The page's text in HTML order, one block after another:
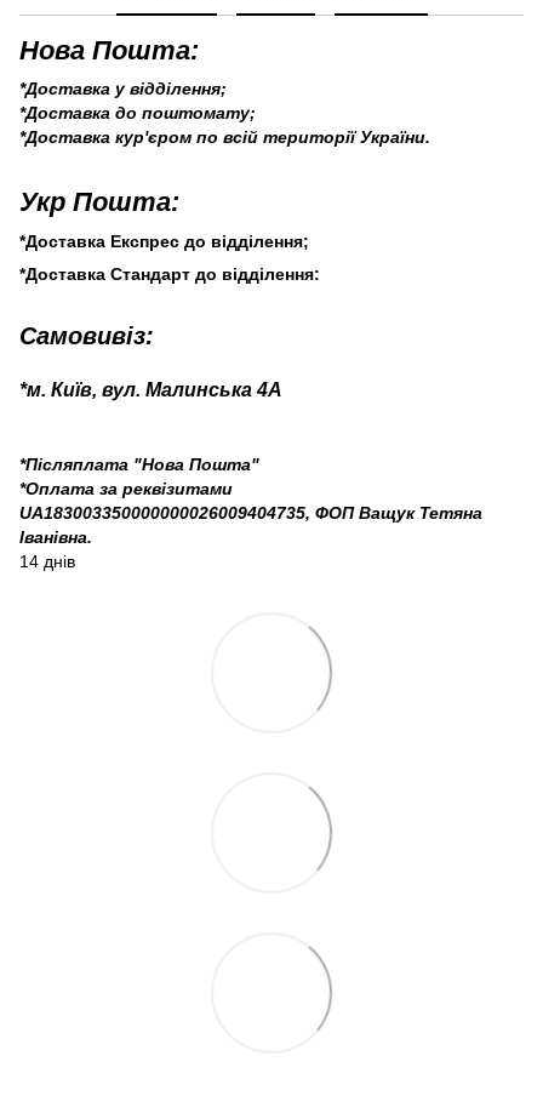
Нова Пошта:
*Доставка у відділення;
*Доставка до поштомату;
*Доставка кур'єром по всій території України.
Укр Пошта:
*Доставка Експрес до відділення;
*Доставка Стандарт до відділення:
Самовивіз:
*м. Київ, вул. Малинська 4А
*Післяплата "Нова Пошта"
*Оплата за реквізитами
UA183003350000000026009404735, ФОП Ващук Тетяна
Іванівна.
14 днів